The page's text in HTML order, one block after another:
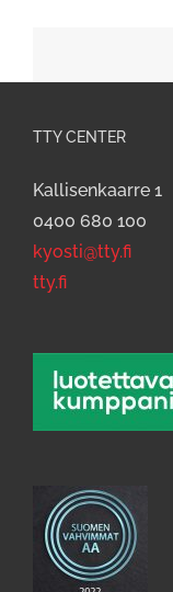
TTY CENTER
Kallisenkaarre 1
0400 680 100
kyosti@tty.fi
tty.fi